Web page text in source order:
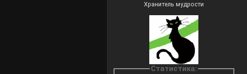
Хранитель мудрости
Статистика: